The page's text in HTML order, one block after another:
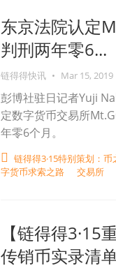
东京法院认定
判刑两年零6...
链得得快讯 • Mar 15, 2019
彭博社驻日记者Yuji
定数字货币交易所
年零6个月。
链得得3·15特别策划：币
字货币求索之路
交易所
【链得得
传销币实录清